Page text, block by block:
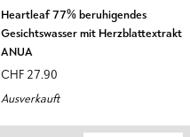
Heartleaf
77%
beruhigendes
mit
Herzblattextrakt
Heartleaf 77% beruhigendes
Gesichtswasser mit Herzblattextrakt
ANUA
CHF 27.90
Ausverkauft